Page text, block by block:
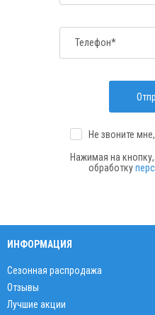
Телефон*
Не звоните
Нажимая на
обработку
ИНФОРМАЦИЯ
Сезонная распродажа
Отзывы
Лучшие акции